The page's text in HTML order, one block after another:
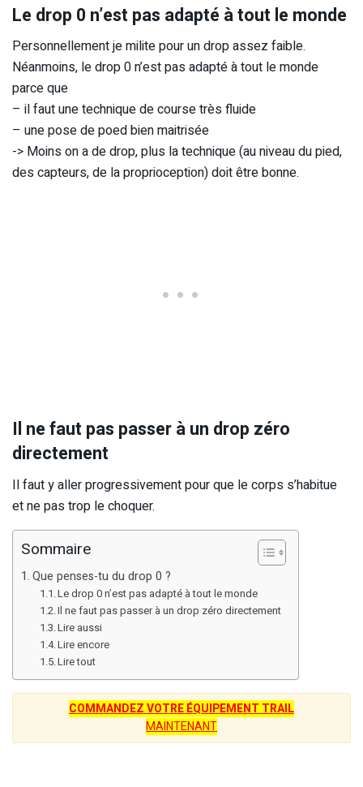
Le drop 0 n’est pas adapté à tout le monde
Personnellement je milite pour un drop assez faible.
Néanmoins, le drop 0 n’est pas adapté à tout le monde
parce que
– il faut une technique de course très fluide
– une pose de poed bien maitrisée
-> Moins on a de drop, plus la technique (au niveau du pied,
des capteurs, de la proprioception) doit être bonne.
Il ne faut pas passer à un drop zéro
directement
Il faut y aller progressivement pour que le corps s’habitue
et ne pas trop le choquer.
Sommaire
Que penses-tu du drop 0 ?
Le drop 0 n’est pas adapté à tout le monde
Il ne faut pas passer à un drop zéro directement
Lire aussi
Lire encore
Lire tout
COMMANDEZ VOTRE ÉQUIPEMENT TRAIL
MAINTENANT